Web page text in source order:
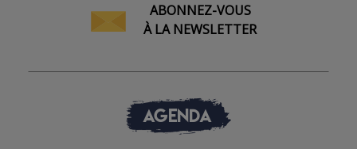
ABONNEZ-VOUS
À LA NEWSLETTER
AGENDA